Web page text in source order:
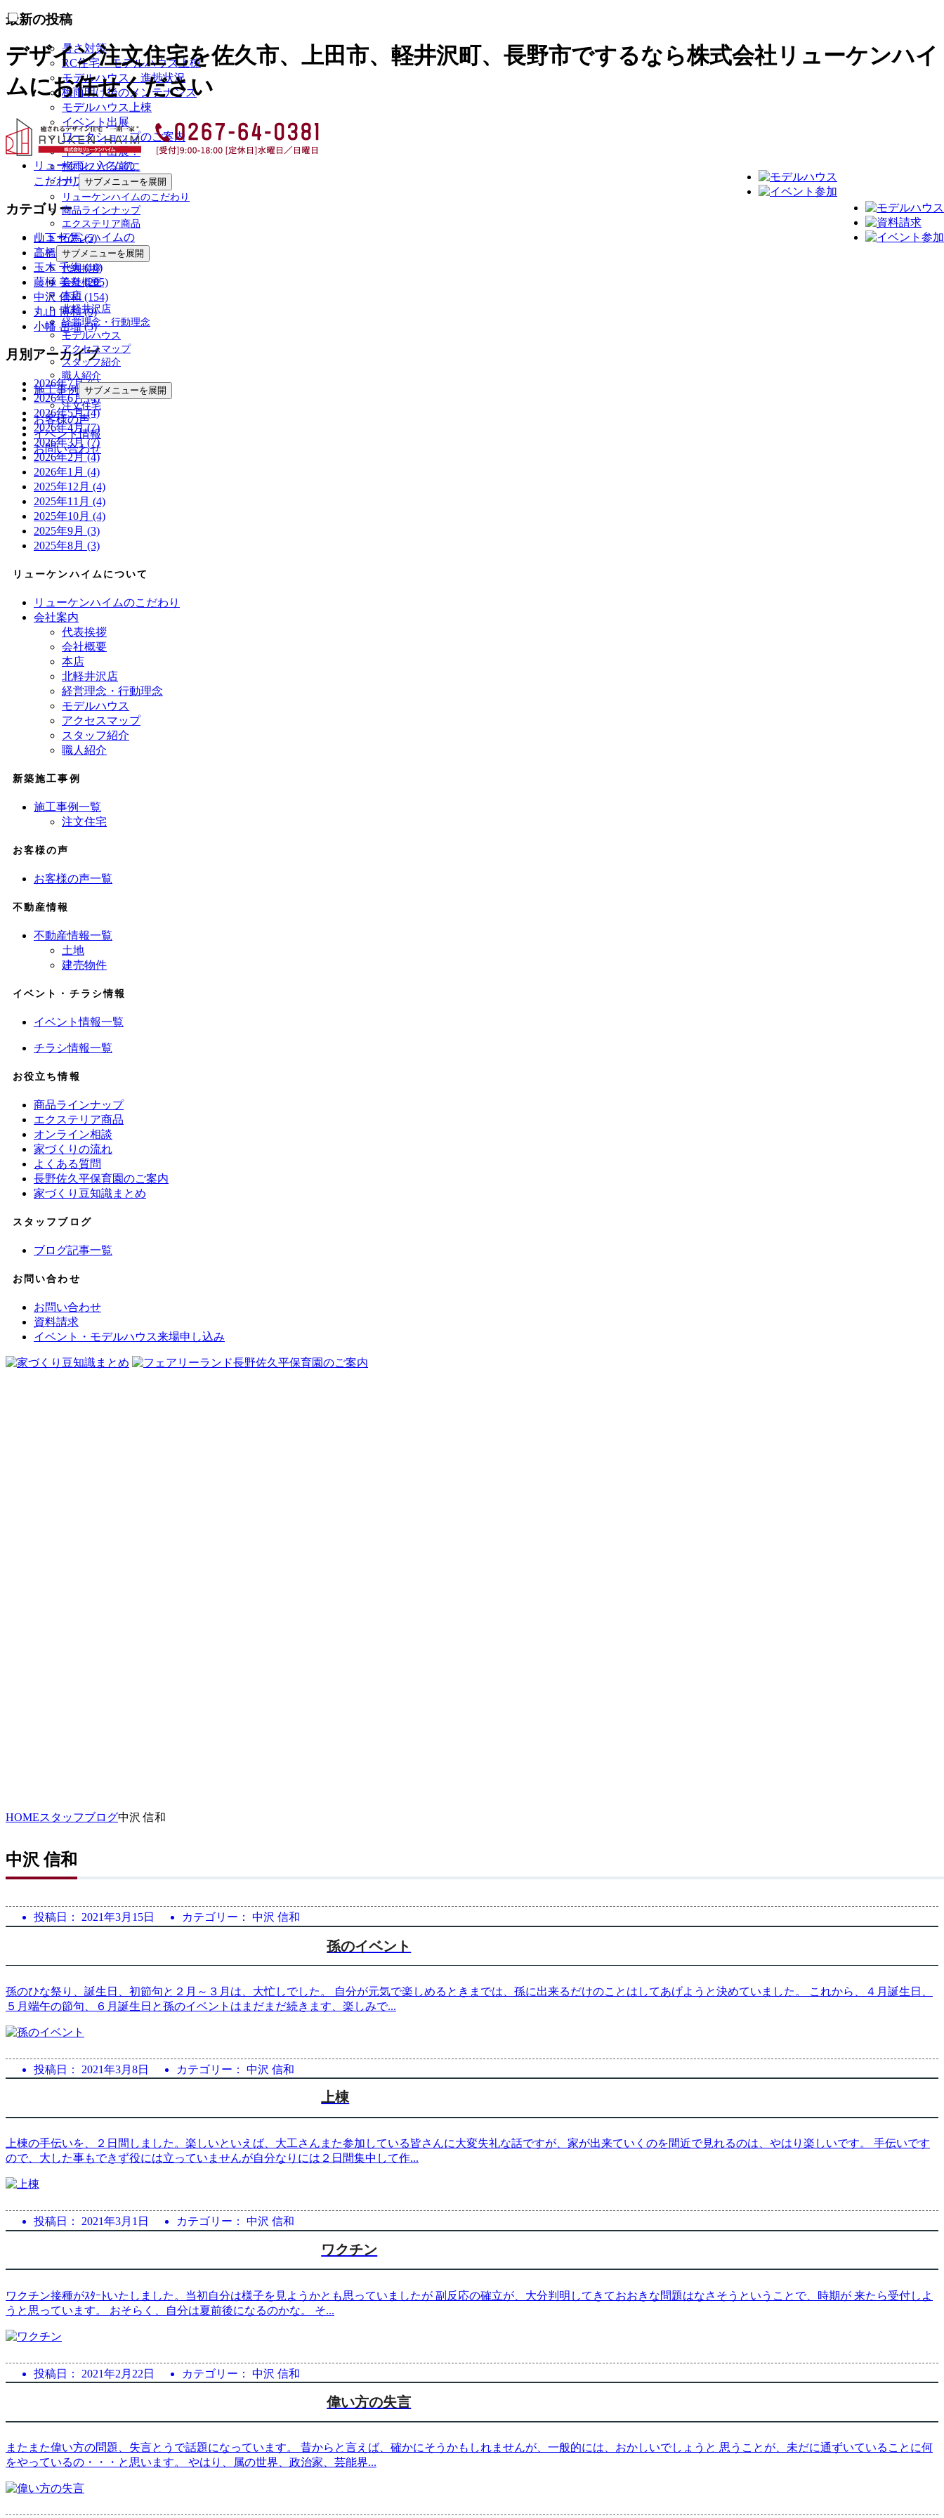
デザイン注文住宅を佐久市、上田市、軽井沢町、長野市でするなら株式会社リューケンハイ
ムにお任せください
リューケンハイムの
こだわり サブメニューを展開
リューケンハイムのこだわり
商品ラインナップ
エクステリア商品
リューケンハイムの
こと サブメニューを展開
代表挨拶
会社概要
本店
北軽井沢店
経営理念・行動理念
モデルハウス
アクセスマップ
スタッフ紹介
職人紹介
施工事例 サブメニューを展開
注文住宅
お客様の声
イベント情報
お問い合わせ
最新の投稿
暑さ対策
RC住宅 モデルハウス上棟
モデルハウス 進捗状況
梅雨明け後のメンテナンス
モデルハウス上棟
イベント出展
ワークショップのご案内
イベント出展！
梅雨に入る前に
ナフサショック
カテゴリー
山下 拓馬 (5)
高橋 典久 (5)
玉木 千絢 (10)
藤極 美奈 (205)
中沢 信和 (154)
丸山 博和 (9)
小幡 岳瑠 (3)
月別アーカイブ
2026年7月 (5)
2026年6月 (4)
2026年5月 (4)
2026年4月 (7)
2026年3月 (7)
2026年2月 (4)
2026年1月 (4)
2025年12月 (4)
2025年11月 (4)
2025年10月 (4)
2025年9月 (3)
2025年8月 (3)
リューケンハイムについて
リューケンハイムのこだわり
会社案内
代表挨拶
会社概要
本店
北軽井沢店
経営理念・行動理念
モデルハウス
アクセスマップ
スタッフ紹介
職人紹介
新築施工事例
施工事例一覧
注文住宅
お客様の声
お客様の声一覧
不動産情報
不動産情報一覧
土地
建売物件
イベント・チラシ情報
イベント情報一覧
チラシ情報一覧
お役立ち情報
商品ラインナップ
エクステリア商品
オンライン相談
家づくりの流れ
よくある質問
長野佐久平保育園のご案内
家づくり豆知識まとめ
スタッフブログ
ブログ記事一覧
お問い合わせ
お問い合わせ
資料請求
イベント・モデルハウス来場申し込み
HOMEスタッフブログ中沢 信和
中沢 信和
投稿日： 2021年3月15日 カテゴリー： 中沢 信和
孫のイベント
孫のひな祭り、誕生日、初節句と２月～３月は、大忙しでした。 自分が元気で楽しめるときまでは、孫に出来るだけのことはしてあげようと決めていました。 これから、４月誕生日、
５月端午の節句、６月誕生日と孫のイベントはまだまだ続きます、楽しみで...
投稿日： 2021年3月8日 カテゴリー： 中沢 信和
上棟
上棟の手伝いを、２日間しました。楽しいといえば、大工さんまた参加している皆さんに大変失礼な話ですが、家が出来ていくのを間近で見れるのは、やはり楽しいです。 手伝いです
ので、大した事もできず役には立っていませんが自分なりには２日間集中して作...
投稿日： 2021年3月1日 カテゴリー： 中沢 信和
ワクチン
ワクチン接種がｽﾀｰﾄいたしました。当初自分は様子を見ようかとも思っていましたが 副反応の確立が、大分判明してきておおきな問題はなさそうということで、時期が 来たら受付しよ
うと思っています。 おそらく、自分は夏前後になるのかな。 そ...
投稿日： 2021年2月22日 カテゴリー： 中沢 信和
偉い方の失言
またまた偉い方の問題、失言とうで話題になっています。 昔からと言えば、確かにそうかもしれませんが、一般的には、おかしいでしょうと 思うことが、未だに通ずいていることに何
をやっているの・・・と思います。 やはり、属の世界、政治家、芸能界...